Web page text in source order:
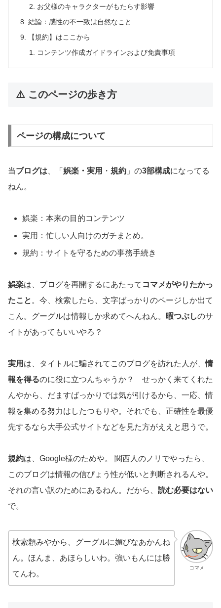
お父様のキャラクターがもたらす影響
結論：感性の不一致は自然なこと
【規約】はここから
コンテンツ作成ガイドラインおよび免責事項
⚠️ このページの歩き方
ページの構成について
当ブログは 、「 娯楽・実用 ・ 規約 」の3部構成になってる
ねん。
娯楽：本来の目的コンテンツ
実用：忙しい人向けのガチまとめ。
規約：サイトを守るための事務手続き
娯楽は、ブログを再開するにあたって コマメがやりたかっ
たこと 。今、検索したら、文字ばっかりのページしか出て
こん。グーグルは情報しか求めてへんねん。
暇つぶしのサ
イトがあってもいいやろ？
実用 は、タイトルに騙されてこのブログを訪れた人が、情
報を得るのに役に立つんちゃうか？ せっかく来てくれた
んやから、だますばっかりでは気が引けるから、一応、情
報を集める努力はしたつもりや。それでも、正確性を最優
先するなら大手公式サイトなどを見た方がええと思うで。
規約は、Google様のためや。 関西人のノリでやったら、
このブログは情報の信ぴょう性が低いと判断されるんや。
それの言い訳のためにあるねん。だから、 読む必要はない
で。
コマメ
検索頼みやから、グーグルに媚びなあかんね
ん。ほんま、あほらしいわ。強いもんには勝
てんわ。